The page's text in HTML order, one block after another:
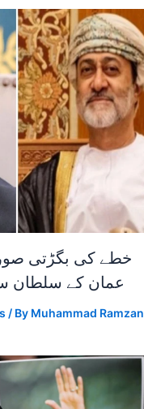
خطے کی بگڑتی
عمان کے سلطان
/ By Muhammad Ramzan